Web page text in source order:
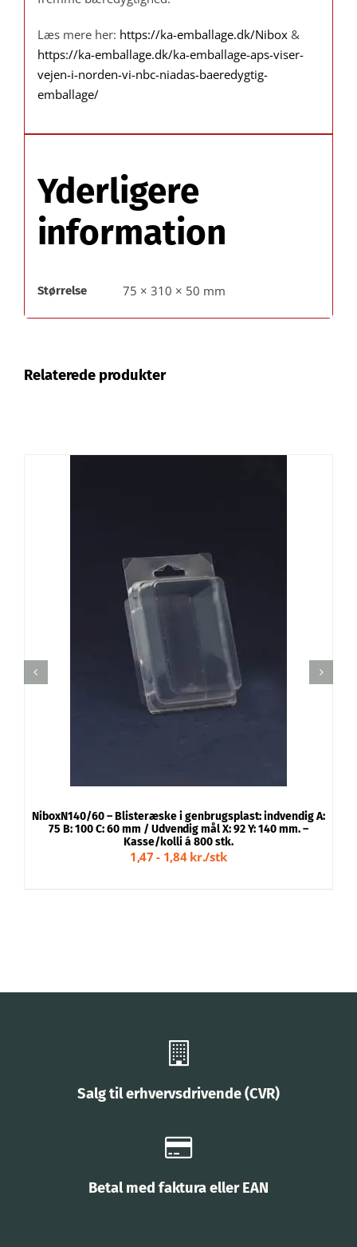
Læs mere her: https://ka-emballage.dk/Nibox&
https://ka-emballage.dk/ka-emballage-aps-viser-
vejen-i-norden-vi-nbc-niadas-baeredygtig-
emballage/
Yderligere
information
Størrelse 75 × 310 × 50 mm
Relaterede produkter
TILFØJ TIL KURV
DETALJER
NiboxN140/60 – Blisteræske i genbrugsplast: indvendig A:
75 B: 100 C: 60 mm / Udvendig mål X: 92 Y: 140 mm. –
Kasse/kolli á 800 stk.
1,47 - 1,84 kr./stk
Salg til erhvervsdrivende (CVR)
Betal med faktura eller EAN